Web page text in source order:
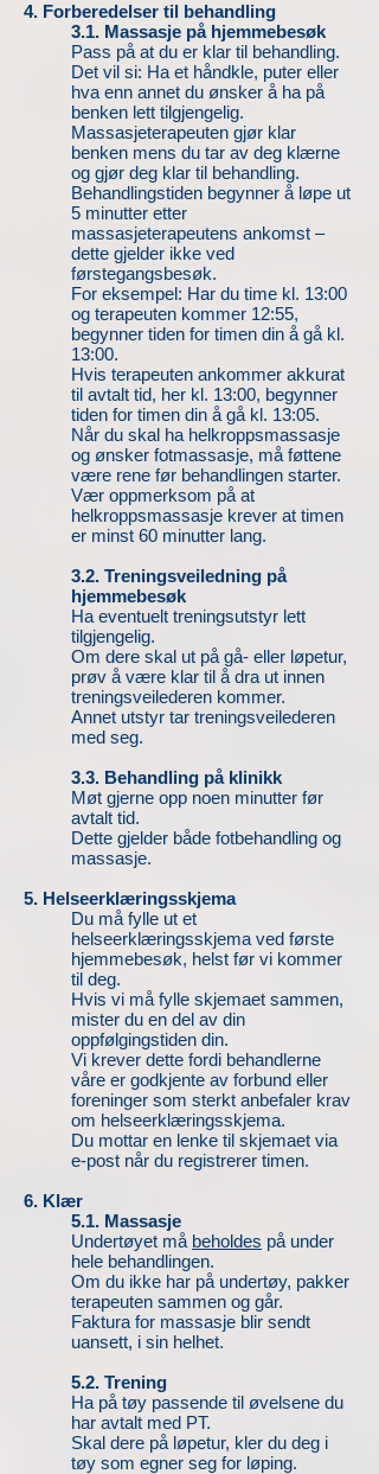
4. Forberedelser til behandling
3.1. Massasje på hjemmebesøk
Pass på at du er klar til behandling.
Det vil si: Ha et håndkle, puter eller
hva enn annet du ønsker å ha på
benken lett tilgjengelig.
Massasjeterapeuten gjør klar
benken mens du tar av deg klærne
og gjør deg klar til behandling.
Behandlingstiden begynner å løpe ut
5 minutter etter
massasjeterapeutens ankomst –
dette gjelder ikke ved
førstegangsbesøk.
For eksempel: Har du time kl. 13:00
og terapeuten kommer 12:55,
begynner tiden for timen din å gå kl.
13:00.
Hvis terapeuten ankommer akkurat
til avtalt tid, her kl. 13:00, begynner
tiden for timen din å gå kl. 13:05.
Når du skal ha helkroppsmassasje
og ønsker fotmassasje, må føttene
være rene før behandlingen starter.
Vær oppmerksom på at
helkroppsmassasje krever at timen
er minst 60 minutter lang.
3.2. Treningsveiledning på
hjemmebesøk
Ha eventuelt treningsutstyr lett
tilgjengelig.
Om dere skal ut på gå- eller løpetur,
prøv å være klar til å dra ut innen
treningsveilederen kommer.
Annet utstyr tar treningsveilederen
med seg.
3.3. Behandling på klinikk
Møt gjerne opp noen minutter før
avtalt tid.
Dette gjelder både fotbehandling og
massasje.
5. Helseerklæringsskjema
Du må fylle ut et
helseerklæringsskjema ved første
hjemmebesøk, helst før vi kommer
til deg.
Hvis vi må fylle skjemaet sammen,
mister du en del av din
oppfølgingstiden din.
Vi krever dette fordi behandlerne
våre er godkjente av forbund eller
foreninger som sterkt anbefaler krav
om helseerklæringsskjema.
Du mottar en lenke til skjemaet via
e-post når du registrerer timen.
6. Klær
5.1. Massasje
Undertøyet må beholdes på under
hele behandlingen.
Om du ikke har på undertøy, pakker
terapeuten sammen og går.
Faktura for massasje blir sendt
uansett, i sin helhet.
5.2. Trening
Ha på tøy passende til øvelsene du
har avtalt med PT.
Skal dere på løpetur, kler du deg i
tøy som egner seg for løping.